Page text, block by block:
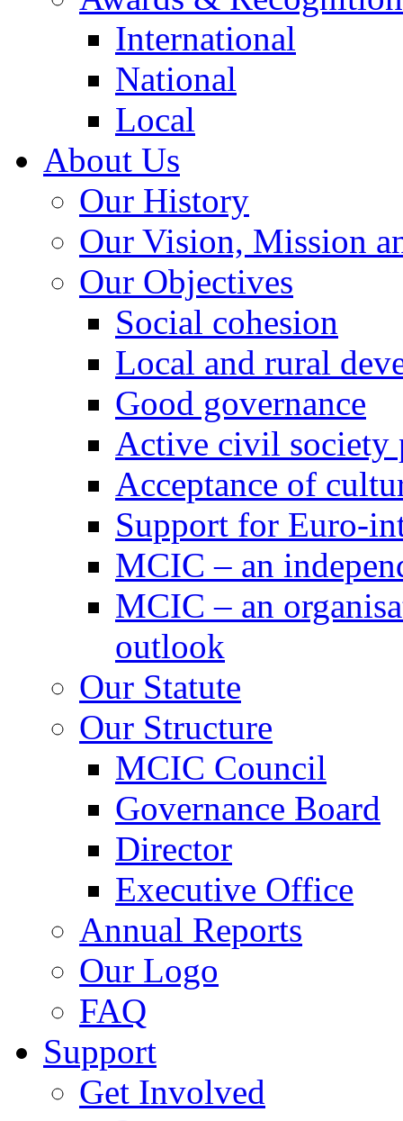
International
National
Local
About Us
Our History
Our Vision, Mission
Our Objectives
Social cohesion
Local and rural
Good governance
Active civil society
Acceptance of
Support for Euro-
MCIC – an
MCIC – an
outlook
Our Statute
Our Structure
MCIC Council
Governance Board
Director
Executive Office
Annual Reports
Our Logo
FAQ
Support
Get Involved